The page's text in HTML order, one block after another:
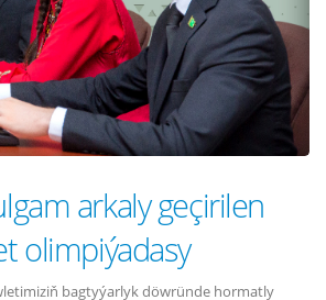
arkaly geçirilen
olimpiýadasy
bagtyýarlyk döwründe hormatly